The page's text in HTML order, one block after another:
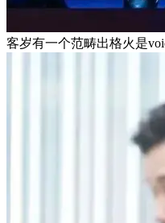
客岁有一个范畴出格火是